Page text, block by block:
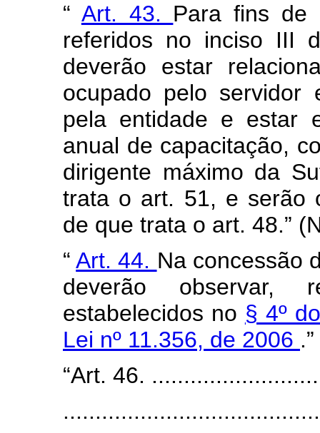
“ Art. 43. Para fins de
referidos no inciso III
deverão estar
ocupado pelo servidor
pela entidade e estar
anual de capacitação,
dirigente máximo da
trata o art. 51, e serão
de que trata o art. 48.”
“Art. 44. Na concessão
deverão observar,
estabelecidos no § 4º
Lei nº 11.356, de 2006
“Art. 46.